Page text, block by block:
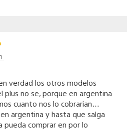
verdad los otros modelos
no se, porque en argentina
cuanto nos lo cobrarian…
argentina y hasta que salga
pueda comprar en por lo